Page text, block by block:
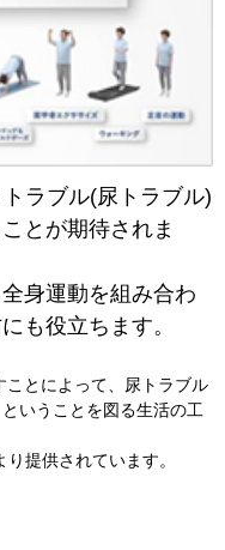
ラブル(尿トラブル)
とが期待されま
身運動を組み合わ
も役立ちます。
とによって、尿トラブル
いうことを図る生活の工
提供されています。